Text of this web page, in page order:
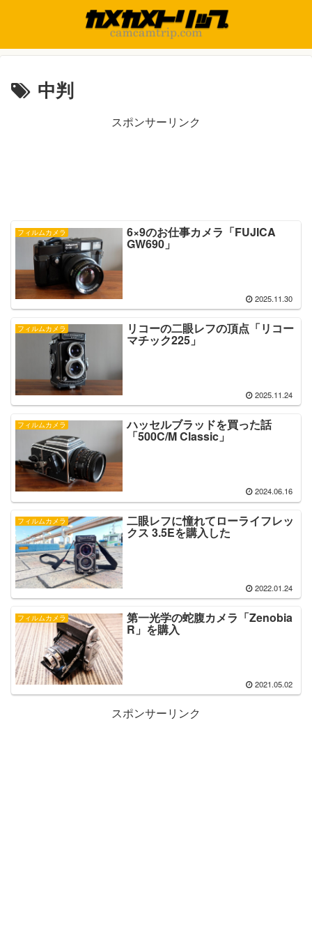
中判
スポンサーリンク
フィルムカメラ 6×9のお仕事カメラ「FUJICA
GW690」
2025.11.30
フィルムカメラ リコーの二眼レフの頂点「リコー
マチック225」
2025.11.24
フィルムカメラ ハッセルブラッドを買った話
「500C/M Classic」
2024.06.16
フィルムカメラ 二眼レフに憧れてローライフレッ
クス 3.5Eを購入した
2022.01.24
フィルムカメラ 第一光学の蛇腹カメラ「Zenobia
R」を購入
2021.05.02
スポンサーリンク